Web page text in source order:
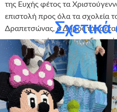
της Ευχής φέτος τα
επιστολή προς όλα τα σχολεία
Δραπετσώνας, ο Δήμος
και το προτείνει ως
Ευχαριστούμε θερμά το Δήμο
που έγινε αρωγός στο έργο μας!
ΕΠΙΣΤΟΛΗ ΔΗΜΑΡΧΟΥ
ΥΠΟΣΤΗΡΙΞΗΣ ΔΡΑΣΗΣ